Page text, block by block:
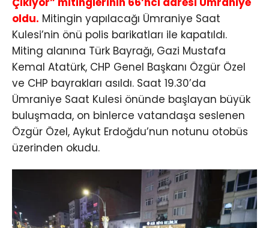
oldu. Mitingin yapılacağı Ümraniye Saat
Kulesi’nin önü polis barikatları ile kapatıldı.
Miting alanına Türk Bayrağı, Gazi Mustafa
Kemal Atatürk, CHP Genel Başkanı Özgür Özel
ve CHP bayrakları asıldı. Saat 19.30’da
Ümraniye Saat Kulesi önünde başlayan büyük
buluşmada, on binlerce vatandaşa seslenen
Özgür Özel, Aykut Erdoğdu’nun notunu otobüs
üzerinden okudu.